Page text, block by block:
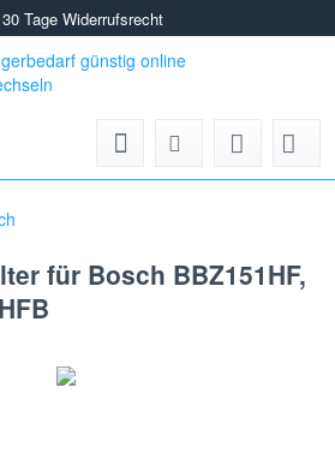
30 Tage Widerrufsrecht
für Bosch BBZ151HF,